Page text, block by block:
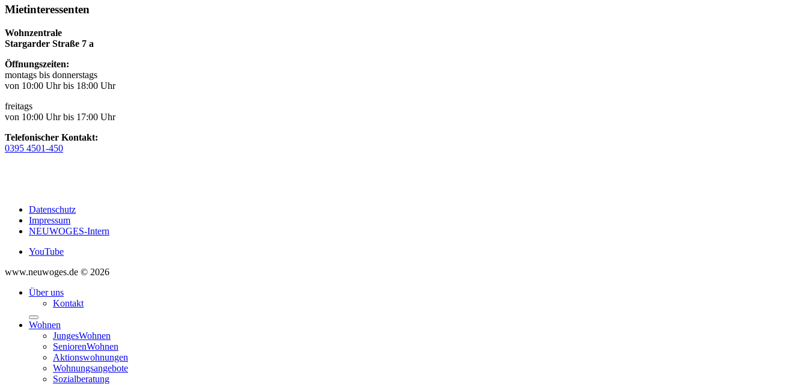
Mietinteressenten
Wohnzentrale
Stargarder Straße 7 a
Öffnungszeiten:
montags bis donnerstags
von 10:00 Uhr bis 18:00 Uhr
freitags
von 10:00 Uhr bis 17:00 Uhr
Telefonischer Kontakt:
0395 4501-450
Datenschutz
Impressum
NEUWOGES-Intern
YouTube
www.neuwoges.de © 2026
Über uns
Kontakt
Wohnen
JungesWohnen
SeniorenWohnen
Aktionswohnungen
Wohnungsangebote
Sozialberatung